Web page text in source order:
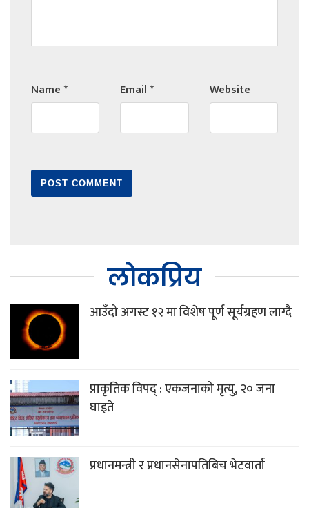
Name* Email* Website
लोकप्रिय
आउँदो अगस्ट १२ मा विशेष पूर्ण सूर्यग्रहण लाग्दै
प्राकृतिक विपद् : एकजनाको मृत्यु, २० जना
घाइते
प्रधानमन्त्री र प्रधानसेनापतिबिच भेटवार्ता